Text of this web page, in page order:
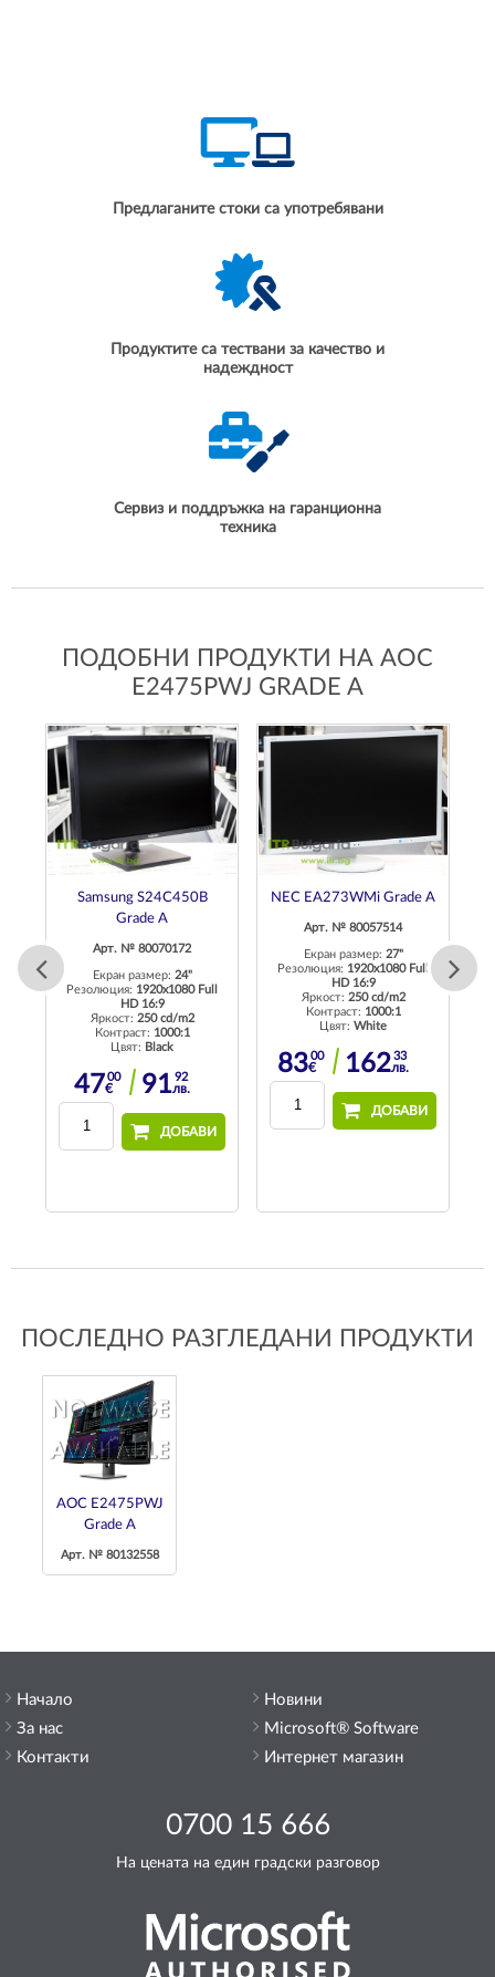
Предлаганите стоки са употребявани
Продуктите са тествани за качество и
надеждност
Сервиз и поддръжка на гаранционна
техника
ПОДОБНИ ПРОДУКТИ НА AOC
E2475PWJ GRADE A
Samsung S24C450B
Grade A
Арт. № 80070172
Екран размер: 24"
Резолюция: 1920x1080 Full
HD 16:9
Яркост: 250 cd/m2
Контраст: 1000:1
Цвят: Black
4700
€ 9192
лв.
ДОБАВИ
NEC EA273WMi Grade A
Арт. № 80057514
Екран размер: 27"
Резолюция: 1920x1080 Full
HD 16:9
Яркост: 250 cd/m2
Контраст: 1000:1
Цвят: White
8300
€ 16233
лв.
ДОБАВИ
ПОСЛЕДНО РАЗГЛЕДАНИ ПРОДУКТИ
AOC E2475PWJ
Grade A
Арт. № 80132558
Начало
За нас
Контакти
0700 15 666
На цената на един градски разговор
Новини
Microsoft® Software
Интернет магазин